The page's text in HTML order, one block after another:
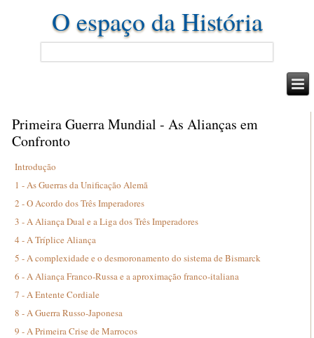
O espaço da História
Primeira Guerra Mundial - As Alianças em
Confronto
Introdução
1 - As Guerras da Unificação Alemã
2 - O Acordo dos Três Imperadores
3 - A Aliança Dual e a Liga dos Três Imperadores
4 - A Tríplice Aliança
5 - A complexidade e o desmoronamento do sistema de Bismarck
6 - A Aliança Franco-Russa e a aproximação franco-italiana
7 - A Entente Cordiale
8 - A Guerra Russo-Japonesa
9 - A Primeira Crise de Marrocos